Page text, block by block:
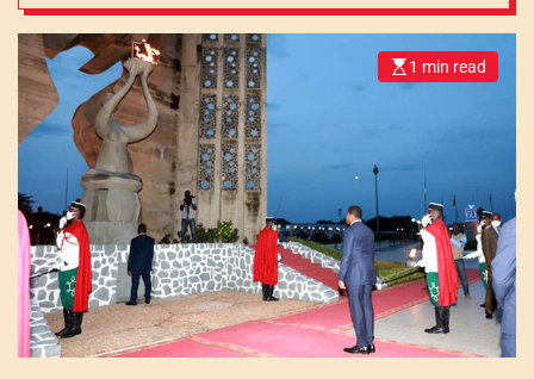
E
d
r
e
a
d
t
i
m
e
1 min read